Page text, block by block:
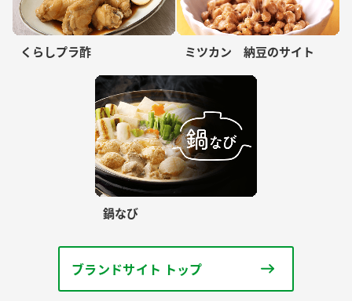
くらしプラ酢 ミツカン 納豆のサイト
鍋なび
ブランドサイト トップ